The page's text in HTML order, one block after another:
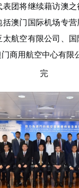
团将继续藉访澳
澳门国际机场专
航空有限公司、国
商用航空中心有限
完